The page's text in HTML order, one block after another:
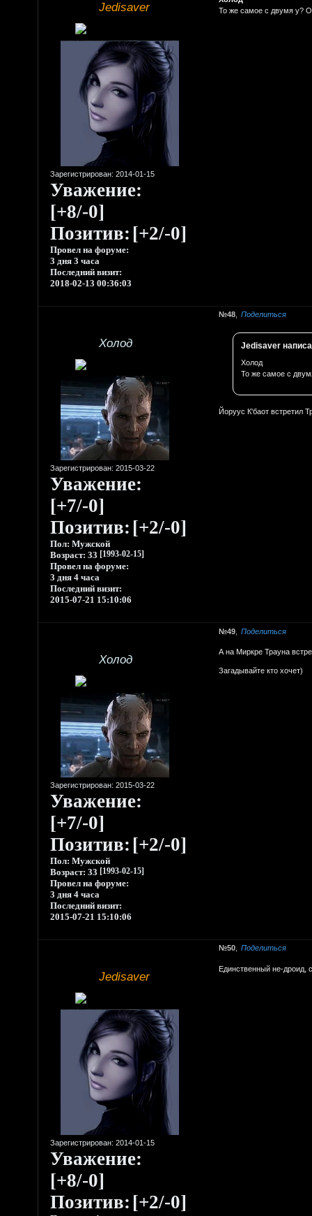
Jedisaver
Зарегистрирован: 2014-01-15
Уважение:
[+8/-0]
Позитив: [+2/-0]
Провел на форуме:
3 дня 3 часа
Последний визит:
2018-02-13 00:36:03
То же самое с двумя у?
Поделиться
48
Холод
Зарегистрирован: 2015-03-22
Уважение:
[+7/-0]
Позитив: [+2/-0]
Пол: Мужской
Возраст: 33 [1993-02-15]
Провел на форуме:
3 дня 4 часа
Последний визит:
2015-07-21 15:10:06
Jedisaver
Холод
То же самое с
Йоруус К'баот встретил
Поделиться
49
Холод
Зарегистрирован: 2015-03-22
Уважение:
[+7/-0]
Позитив: [+2/-0]
Пол: Мужской
Возраст: 33 [1993-02-15]
Провел на форуме:
3 дня 4 часа
Последний визит:
2015-07-21 15:10:06
А на Миркре Трауна
Загадывайте кто хочет)
Поделиться
50
Jedisaver
Зарегистрирован: 2014-01-15
Уважение:
[+8/-0]
Позитив: [+2/-0]
Единственный не-дроид,